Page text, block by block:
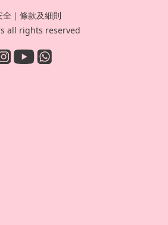
全 ｜條款及細則
all rights reserved